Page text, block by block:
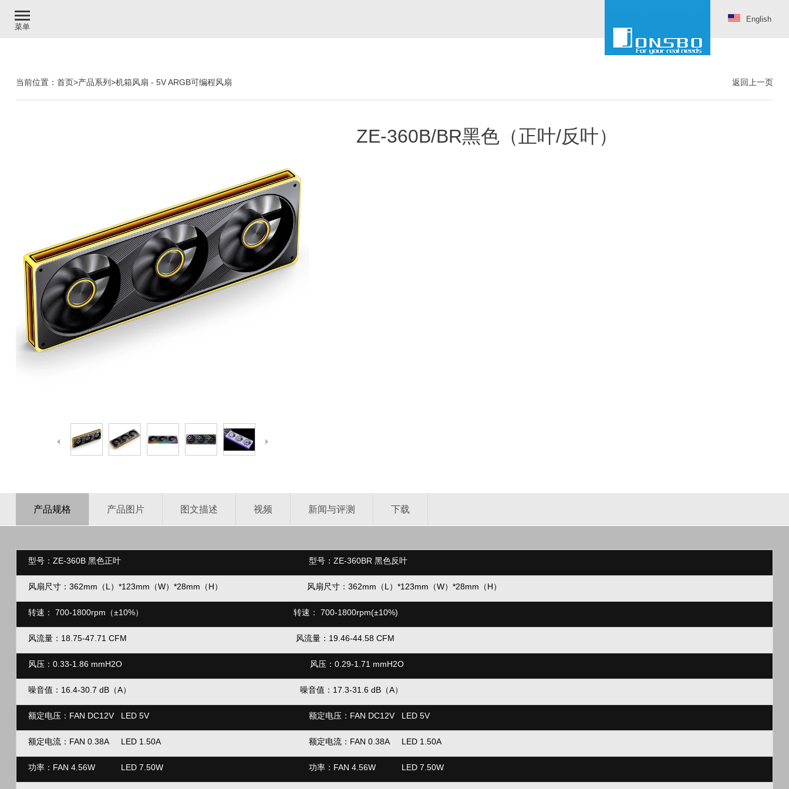
菜单
English
返回上一页
当前位置： 首页>产品系列>机箱风扇 - 5V ARGB可编程风扇
ZE-360B/BR黑色（正叶/反叶）
产品规格 产品图片 图文描述 视频 新闻与评测 下载
型号：ZE-360B 黑色正叶 型号：ZE-360BR 黑色反叶
风扇尺寸：362mm（L）*123mm（W）*28mm（H） 风扇尺寸：362mm（L）*123mm（W）*28mm（H）
转速： 700-1800rpm （±10%） 转速： 700-1800rpm(±10%)
风流量： 18.75-47.71 CFM 风流量： 19.46-44.58 CFM
风压： 0.33-1.86 mmH2O 风压： 0.29-1.71 mmH2O
噪音值：16.4-30.7 dB（A） 噪音值：17.3-31.6 dB（A）
额定电压：FAN DC12V LED 5V 额定电压：FAN DC12V LED 5V
额定电流：FAN 0.38A LED 1.50A 额定电流： FAN 0.38A LED 1.50A
功率： FAN 4.56W LED 7.50W 功率： FAN 4.56W LED 7.50W